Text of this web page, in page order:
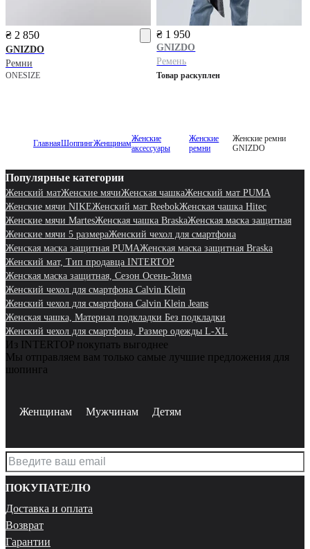
₴ 2 850
GNIZDO
Ремни
ONESIZE
₴ 1 950
GNIZDO
Ремень
Товар раскуплен
ГлавнаяШоппингЖенщинамЖенские
аксессуары
Женские
ремни
Женские ремни
GNIZDO
Популярные категории
Женский матЖенские мячиЖенская чашкаЖенский мат PUMA
Женские мячи NIKEЖенский мат ReebokЖенская чашка Hitec
Женские мячи MartesЖенская чашка BraskaЖенская маска защитная
Женские мячи 5 размераЖенский чехол для смартфона
Женская маска защитная PUMAЖенская маска защитная Braska
Женский мат, Тип продавца INTERTOP
Женская маска защитная, Сезон Осень-Зима
Женский чехол для смартфона Calvin Klein
Женский чехол для смартфона Calvin Klein Jeans
Женская чашка, Материал подкладки Без подкладки
Женский чехол для смартфона, Размер одежды L-XL
Из INTERTOP покупать выгоднее
Мы отправляем вам только самые лучшие предложения для
шопинга
Женщинам Мужчинам Детям
ПОКУПАТЕЛЮ
Доставка и оплата
Возврат
Гарантии